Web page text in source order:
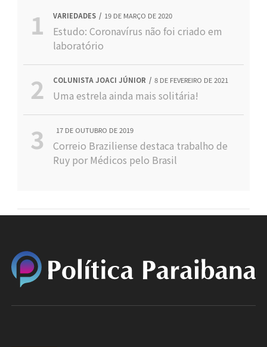
VARIEDADES 19 DE MARÇO DE 2020
Estudo: Coronavírus não foi criado em
laboratório
COLUNISTA JOACI JÚNIOR 8 DE FEVEREIRO DE 2021
Uma estrela ainda mais solitária!
17 DE OUTUBRO DE 2019
Correio Braziliense destaca trabalho de
Ruy por Médicos pelo Brasil